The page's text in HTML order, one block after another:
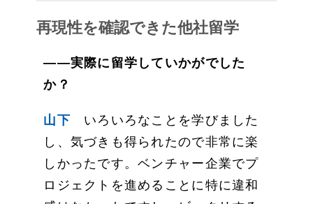
再現性を確認できた他社留学
——実際に留学していかがでした
か？
山下 いろいろなことを学びました
し、気づきも得られたので非常に楽
しかったです。ベンチャー企業でプ
ロジェクトを進めることに特に違和